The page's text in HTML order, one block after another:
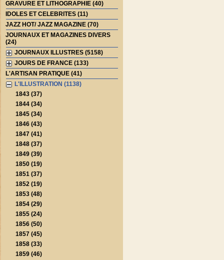
GRAVURE ET LITHOGRAPHIE (40)
IDOLES ET CELEBRITES (11)
JAZZ HOT/ JAZZ MAGAZINE (70)
JOURNAUX ET MAGAZINES DIVERS
(24)
JOURNAUX ILLUSTRES (5158)
JOURS DE FRANCE (133)
L'ARTISAN PRATIQUE (41)
L'ILLUSTRATION (1138)
1843 (37)
1844 (34)
1845 (34)
1846 (43)
1847 (41)
1848 (37)
1849 (39)
1850 (19)
1851 (37)
1852 (19)
1853 (48)
1854 (29)
1855 (24)
1856 (50)
1857 (45)
1858 (33)
1859 (46)